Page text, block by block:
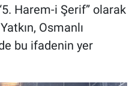
Harem-i Şerif” olarak
Osmanlı
bu ifadenin yer